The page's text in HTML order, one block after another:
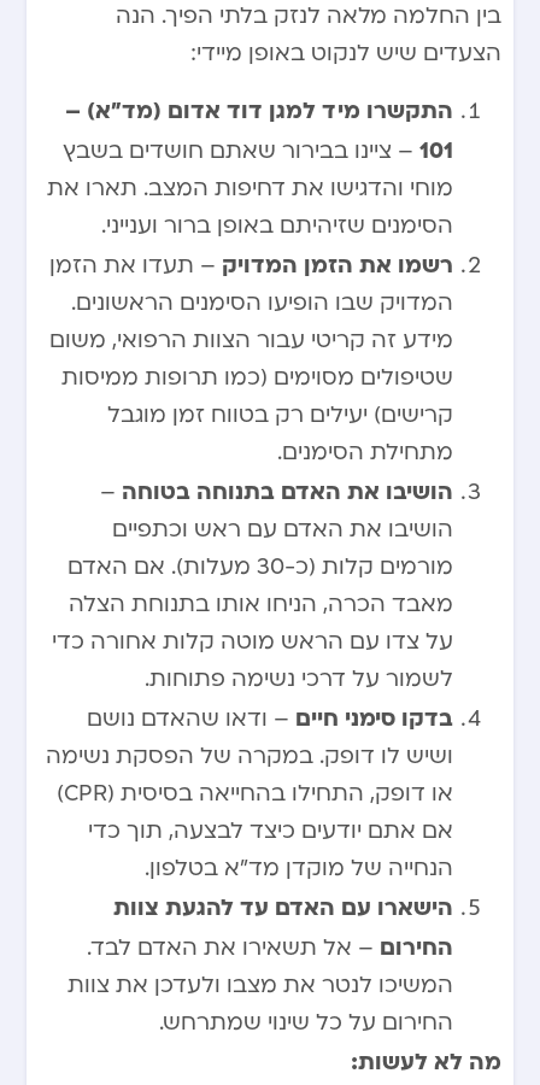
בין החלמה מלאה לנזק בלתי הפיך. הנה
הצעדים שיש לנקוט באופן מיידי:
התקשרו מיד למגן דוד אדום (מד”א) –
101 – ציינו בבירור שאתם חושדים בשבץ
מוחי והדגישו את דחיפות המצב. תארו את
הסימנים שזיהיתם באופן ברור וענייני.
רשמו את הזמן המדויק – תעדו את הזמן
המדויק שבו הופיעו הסימנים הראשונים.
מידע זה קריטי עבור הצוות הרפואי, משום
שטיפולים מסוימים (כמו תרופות ממיסות
קרישים) יעילים רק בטווח זמן מוגבל
מתחילת הסימנים.
הושיבו את האדם בתנוחה בטוחה –
הושיבו את האדם עם ראש וכתפיים
מורמים קלות (כ-30 מעלות). אם האדם
מאבד הכרה, הניחו אותו בתנוחת הצלה
על צדו עם הראש מוטה קלות אחורה כדי
לשמור על דרכי נשימה פתוחות.
בדקו סימני חיים – ודאו שהאדם נושם
ושיש לו דופק. במקרה של הפסקת נשימה
או דופק, התחילו בהחייאה בסיסית (CPR)
אם אתם יודעים כיצד לבצעה, תוך כדי
הנחייה של מוקדן מד”א בטלפון.
הישארו עם האדם עד להגעת צוות
החירום – אל תשאירו את האדם לבד.
המשיכו לנטר את מצבו ולעדכן את צוות
החירום על כל שינוי שמתרחש.
מה לא לעשות: